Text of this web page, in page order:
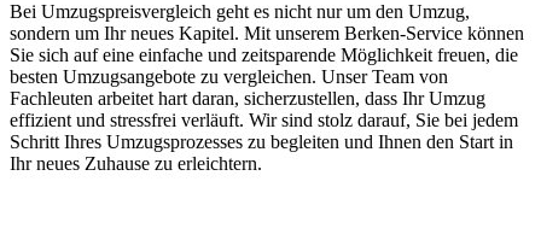
Bei Umzugspreisvergleich geht es nicht nur um den Umzug,
sondern um Ihr neues Kapitel. Mit unserem Berken-Service können
Sie sich auf eine einfache und zeitsparende Möglichkeit freuen, die
besten Umzugsangebote zu vergleichen. Unser Team von
Fachleuten arbeitet hart daran, sicherzustellen, dass Ihr Umzug
effizient und stressfrei verläuft. Wir sind stolz darauf, Sie bei jedem
Schritt Ihres Umzugsprozesses zu begleiten und Ihnen den Start in
Ihr neues Zuhause zu erleichtern.